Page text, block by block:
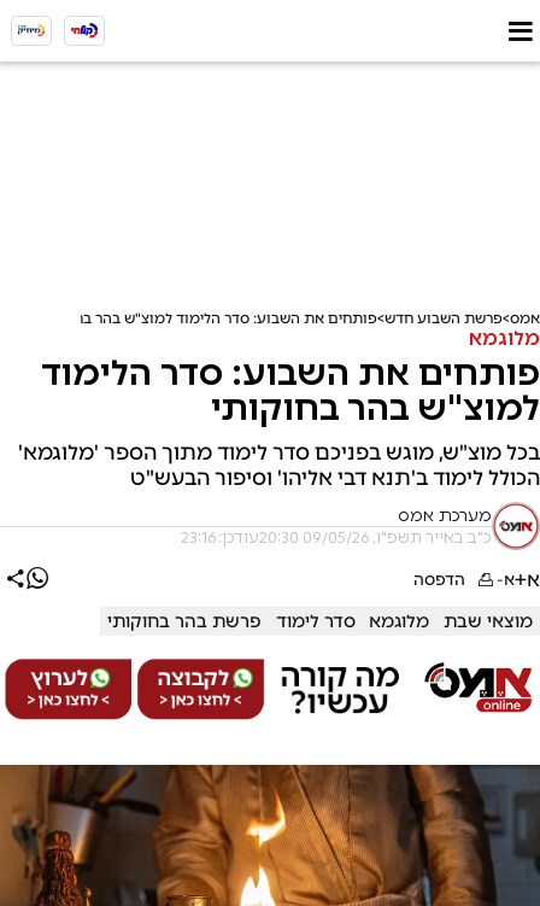
אמס פרשת השבוע חדש פותחים את השבוע: סדר הלימוד למוצ"ש בהר בחוקותי
מלוגמא
פותחים את השבוע: סדר הלימוד
למוצ"ש בהר בחוקותי
בכל מוצ"ש, מוגש בפניכם סדר לימוד מתוך הספר 'מלוגמא'
הכולל לימוד ב'תנא דבי אליהו' וסיפור הבעש"ט
מערכת אמס
כ"ב באייר תשפ"ו, 09/05/26 20:30 עודכן: 23:16
א+א- הדפסה
מוצאי שבת מלוגמא סדר לימוד פרשת בהר בחוקותי